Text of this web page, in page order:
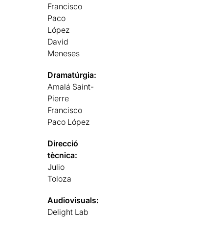
Francisco
Paco
López
David
Meneses
Dramatúrgia:
Amalá Saint-
Pierre
Francisco
Paco López
Direcció
tècnica:
Julio
Toloza
Audiovisuals:
Delight Lab